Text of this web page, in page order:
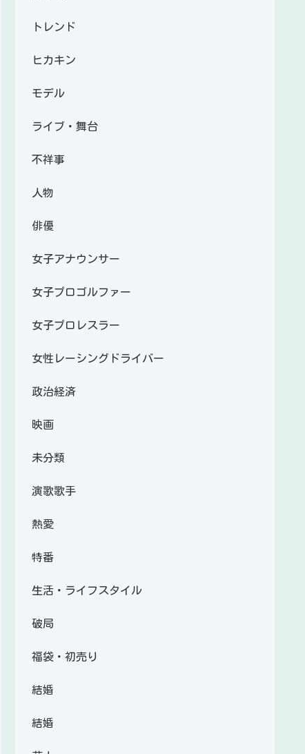
トレンド
ヒカキン
モデル
ライブ・舞台
不祥事
人物
俳優
女子アナウンサー
女子プロゴルファー
女子プロレスラー
女性レーシングドライバー
政治経済
映画
未分類
演歌歌手
熱愛
特番
生活・ライフスタイル
破局
福袋・初売り
結婚
結婚